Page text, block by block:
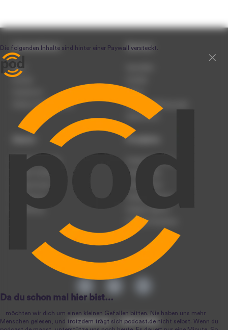
Unternehmen
Team
Werben auf podcast.de
Service
Presse
Nutzungsbedingungen
Datenschutz
Podcast anmelden
Podcast hochladen
Podcast-Events
Registrierung
Anmeldung
Produkte
Podcast-Beratung
Podcast-Jobs
Podcast-Push
Podcast-Werbung
Podcast-Agentur
Podcast-Produktion
podcast.de ~ 2004-2026